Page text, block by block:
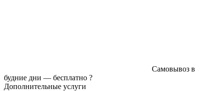
Самовывоз в
будние дни — бесплатно ?
Дополнительные услуги